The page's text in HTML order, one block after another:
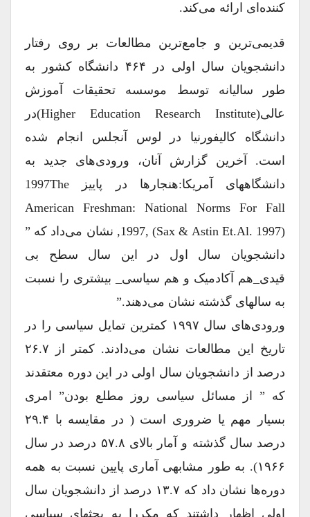
کننده‌ای ارائه می‌کند.
قدیمی‌ترین و جامع‌ترین مطالعات بر روی رفتار
دانشجویان سال اولی در ۴۶۴ دانشگاه کشور به
طور سالیانه توسط موسسه تحقیقات آموزش
عالی(Higher Education Research Institute)در
دانشگاه کالیفورنیا در لوس آنجلس انجام شده
است. آخرین گزارش آنان، ورودی‌های جدید به
دانشگاههای آمریکا:هنجارها در پاییز 1997The
American Freshman: National Norms For Fall
1997, (Sax & Astin Et.al. 1997), نشان می‌داد که ”
دانشجویان سال اول در این سال سطح بی
قیدی_هم آکادمیک و هم سیاسی_ بیشتری را نسبت
به سالهای گذشته نشان می‌دهند.”
ورودی‌های سال ۱۹۹۷ کمترین تمایل سیاسی را در
تاریخ این مطالعات نشان می‌دادند. کمتر از ۲۶.۷
درصد از دانشجویان سال اولی در این دوره معتقدند
که ” از مسائل سیاسی روز مطلع بودن” امری
بسیار مهم یا ضروری است ( در مقایسه با ۲۹.۴
درصد سال گذشته و آمار بالای ۵۷.۸ درصد در سال
۱۹۶۶). به طور مشابهی آماری پایین نسبت به همه
دوره‌ها نشان داد که ۱۳.۷ درصد از دانشجویان سال
اولی اظهار داشتند که مکررا به بحثهای سیاسی